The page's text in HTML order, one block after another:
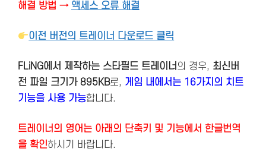
해결 방법 → 액세스 오류 해결
이전 버전의 트레이너 다운로드 클릭
FLiNG에서 제작하는 스타필드 트레이너 의 경우, 최신버
전 파일 크기가 895KB로, 게임 내에서는 16가지의 치트
기능을 사용 가능합니다.
트레이너의 영어는 아래의 단축키 및 기능에서 한글번역
을 확인하시기 바랍니다.